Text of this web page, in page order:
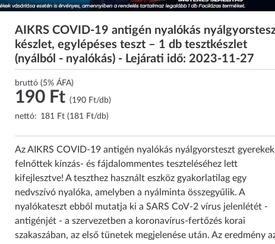
AIKRS COVID-19 antigén nyalókás
készlet, egylépéses teszt – 1 db tesztkészlet
(nyálból - nyalókás) - Lejárati idő: 2023-11-27
bruttó (5% ÁFA)
190 Ft (190 Ft/db)
nettó: 181 Ft (181 Ft/db)
Az AIKRS COVID-19 antigén nyalókás nyálgyorsteszt
felnőttek kínzás- és fájdalommentes teszteléséhez lett
kifejlesztve! A teszthez használt eszköz gyakorlatilag egy
nedvszívó nyalóka, amelyben a nyálminta összegyűlik. A
nyalókateszt ebből mutatja ki a SARS CoV-2 vírus jelenlétét -
antigénjét - a szervezetben a koronavírus-fertőzés korai
szakaszában, az első tünetek megjelenése után. Az eredmény